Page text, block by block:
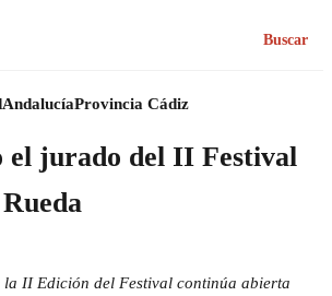
Buscar
AndalucíaProvincia Cádiz
el jurado del II Festival
la II Edición del Festival continúa abierta